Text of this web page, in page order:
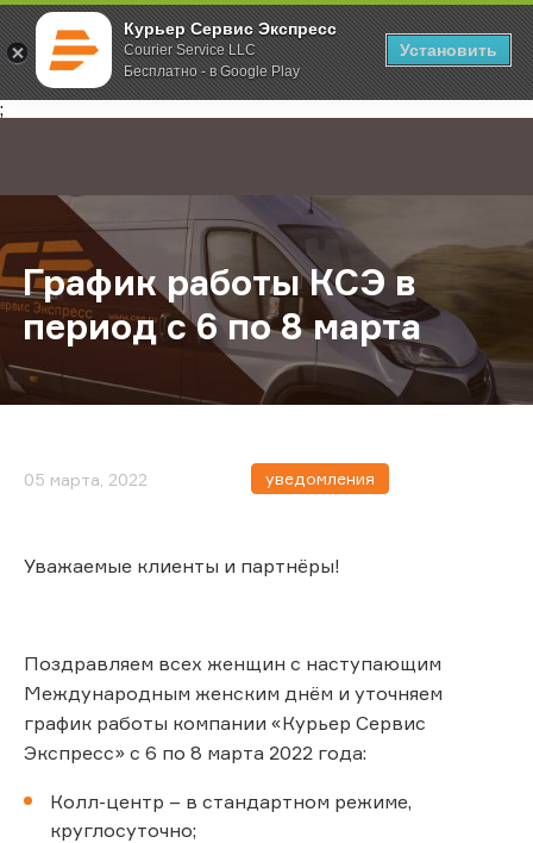
Курьер Сервис Экспресс
Courier Service LLC
Бесплатно - в Google Play
Установить
;
Главная О компании Новости График работы КСЭ в период с 6
График работы КСЭ в
период с 6 по 8 марта
05 марта, 2022 уведомления
Уважаемые клиенты и партнёры!
Поздравляем всех женщин с наступающим
Международным женским днём и уточняем
график работы компании «Курьер Сервис
Экспресс» с 6 по 8 марта 2022 года:
Колл-центр – в стандартном режиме,
круглосуточно;